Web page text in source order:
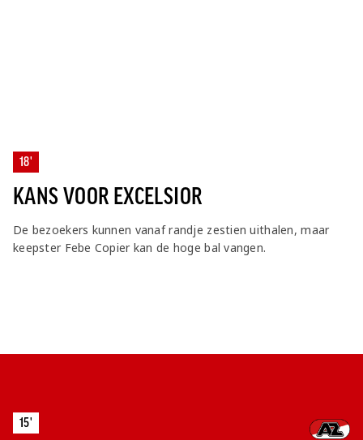
18'
KANS VOOR EXCELSIOR
De bezoekers kunnen vanaf randje zestien uithalen, maar
keepster Febe Copier kan de hoge bal vangen.
15'